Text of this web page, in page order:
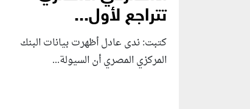
تتراجع لأول...
كتبت: ندى عادل أظهرت بيانات البنك
المركزي المصري أن السيولة...